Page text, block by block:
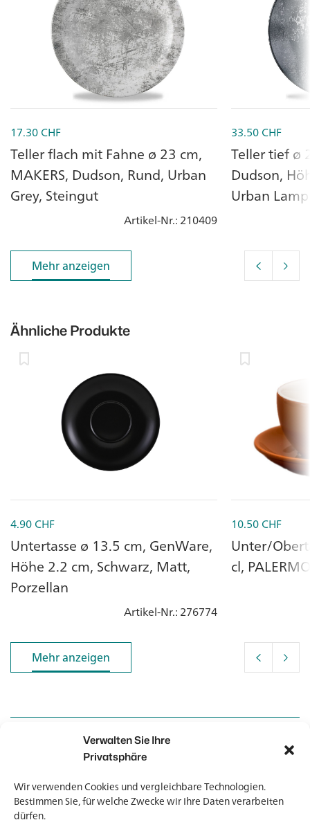
Verwalten Sie Ihre
Privatsphäre
Wir verwenden Cookies und vergleichbare Technologien.
Bestimmen Sie, für welche Zwecke wir Ihre Daten verarbeiten
dürfen.
17.30CHF
Teller flach mit Fahne ø 23 cm,
MAKERS, Dudson, Rund, Urban
Grey, Steingut
Artikel-Nr.: 210409
33.50CHF
Teller tief ø
Dudson,
Urban
Mehr anzeigen
Mehr anzeigen
Ähnliche Produkte
4.90CHF
Untertasse ø 13.5 cm, GenWare,
Höhe 2.2 cm, Schwarz, Matt,
Porzellan
Artikel-Nr.: 276774
10.50CHF
Unter/
cl,
Mehr anzeigen
Mehr anzeigen
Kontakt
Kontakt
Newsletter
Newsletter